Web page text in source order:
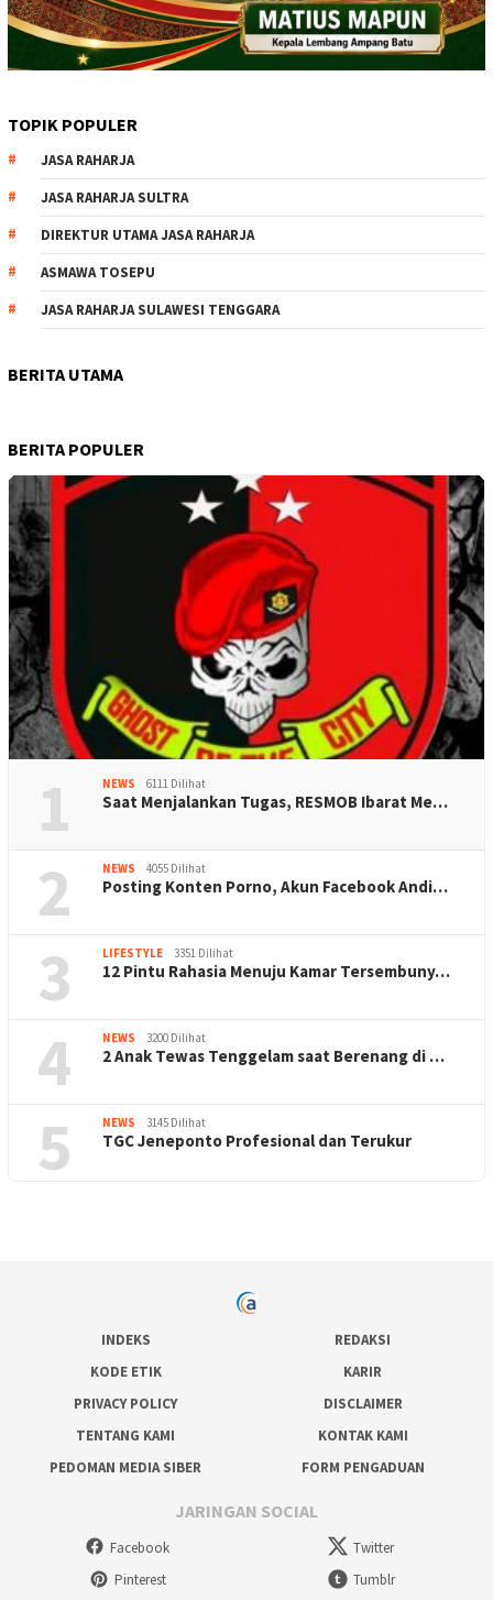
TOPIK POPULER
JASA RAHARJA
JASA RAHARJA SULTRA
DIREKTUR UTAMA JASA RAHARJA
ASMAWA TOSEPU
JASA RAHARJA SULAWESI TENGGARA
BERITA UTAMA
BERITA POPULER
1 NEWS 6111 Dilihat
Saat Menjalankan Tugas, RESMOB Ibarat Me…
2 NEWS 4055 Dilihat
Posting Konten Porno, Akun Facebook Andi…
3 LIFESTYLE 3351 Dilihat
12 Pintu Rahasia Menuju Kamar Tersembuny…
4 NEWS 3200 Dilihat
2 Anak Tewas Tenggelam saat Berenang di …
5 NEWS 3145 Dilihat
TGC Jeneponto Profesional dan Terukur
INDEKS
REDAKSI
KODE ETIK
KARIR
PRIVACY POLICY
DISCLAIMER
TENTANG KAMI
KONTAK KAMI
PEDOMAN MEDIA SIBER
FORM PENGADUAN
JARINGAN SOCIAL
Facebook
Twitter
Pinterest
Tumblr